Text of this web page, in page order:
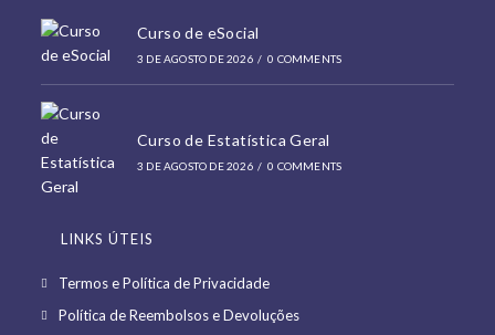
Curso de eSocial
3 DE AGOSTO DE 2026 / 0 COMMENTS
Curso de Estatística Geral
3 DE AGOSTO DE 2026 / 0 COMMENTS
LINKS ÚTEIS
Termos e Política de PrivacidadeOpens
in
Política de Reembolsos e DevoluçõesOpens